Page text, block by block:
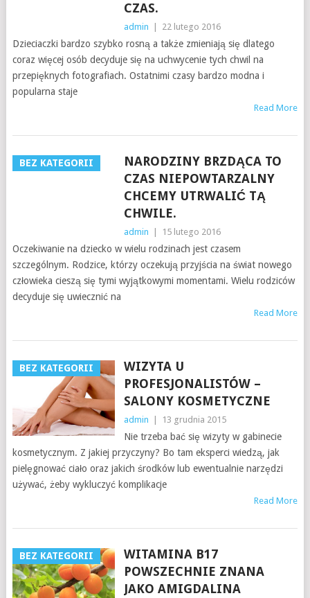
CZAS.
admin 22 lutego 2016
Dzieciaczki bardzo szybko rosną a także zmieniają się dlatego
coraz więcej osób decyduje się na uchwycenie tych chwil na
przepięknych fotografiach. Ostatnimi czasy bardzo modna i
popularna staje
Read More
BEZ KATEGORII
NARODZINY BRZDĄCA TO
CZAS NIEPOWTARZALNY
CHCEMY UTRWALIĆ TĄ
CHWILE.
admin 15 lutego 2016
Oczekiwanie na dziecko w wielu rodzinach jest czasem
szczególnym. Rodzice, którzy oczekują przyjścia na świat nowego
człowieka cieszą się tymi wyjątkowymi momentami. Wielu rodziców
decyduje się uwiecznić na
Read More
BEZ KATEGORII
WIZYTA U
PROFESJONALISTÓW –
SALONY KOSMETYCZNE
admin 13 grudnia 2015
Nie trzeba bać się wizyty w gabinecie
kosmetycznym. Z jakiej przyczyny? Bo tam eksperci wiedzą, jak
pielęgnować ciało oraz jakich środków lub ewentualnie narzędzi
używać, żeby wykluczyć komplikacje
Read More
BEZ KATEGORII
WITAMINA B17
POWSZECHNIE ZNANA
JAKO AMIGDALINA